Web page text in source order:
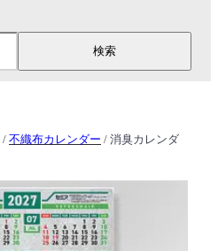
検索
/ 不織布カレンダー / 消臭カレンダ